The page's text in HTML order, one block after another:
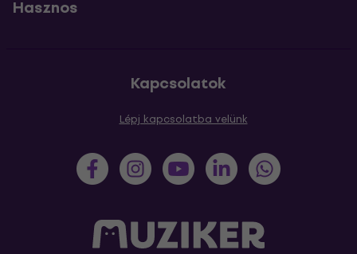
Hasznos
Kapcsolatok
Lépj kapcsolatba velünk